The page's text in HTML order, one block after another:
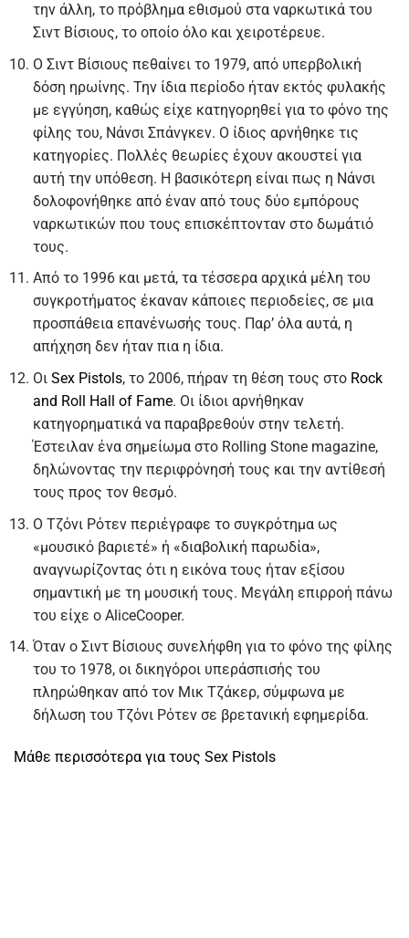
την άλλη, το πρόβλημα εθισμού στα ναρκωτικά του
Σιντ Βίσιους, το οποίο όλο και χειροτέρευε.
Ο Σιντ Βίσιους πεθαίνει το 1979, από υπερβολική
δόση ηρωίνης. Την ίδια περίοδο ήταν εκτός φυλακής
με εγγύηση, καθώς είχε κατηγορηθεί για το φόνο της
φίλης του, Νάνσι Σπάνγκεν. Ο ίδιος αρνήθηκε τις
κατηγορίες. Πολλές θεωρίες έχουν ακουστεί για
αυτή την υπόθεση. Η βασικότερη είναι πως η Νάνσι
δολοφονήθηκε από έναν από τους δύο εμπόρους
ναρκωτικών που τους επισκέπτονταν στο δωμάτιό
τους.
Από το 1996 και μετά, τα τέσσερα αρχικά μέλη του
συγκροτήματος έκαναν κάποιες περιοδείες, σε μια
προσπάθεια επανένωσής τους. Παρ’ όλα αυτά, η
απήχηση δεν ήταν πια η ίδια.
Οι Sex Pistols, το 2006, πήραν τη θέση τους στο Rock
and Roll Hall of Fame. Οι ίδιοι αρνήθηκαν
κατηγορηματικά να παραβρεθούν στην τελετή.
Έστειλαν ένα σημείωμα στο Rolling Stone magazine,
δηλώνοντας την περιφρόνησή τους και την αντίθεσή
τους προς τον θεσμό.
Ο Τζόνι Ρότεν περιέγραφε το συγκρότημα ως
«μουσικό βαριετέ» ή «διαβολική παρωδία»,
αναγνωρίζοντας ότι η εικόνα τους ήταν εξίσου
σημαντική με τη μουσική τους. Μεγάλη επιρροή πάνω
του είχε ο AliceCooper.
Όταν ο Σιντ Βίσιους συνελήφθη για το φόνο της φίλης
του το 1978, οι δικηγόροι υπεράσπισής του
πληρώθηκαν από τον Μικ Τζάκερ, σύμφωνα με
δήλωση του Τζόνι Ρότεν σε βρετανική εφημερίδα.
Μάθε περισσότερα για τους Sex Pistols